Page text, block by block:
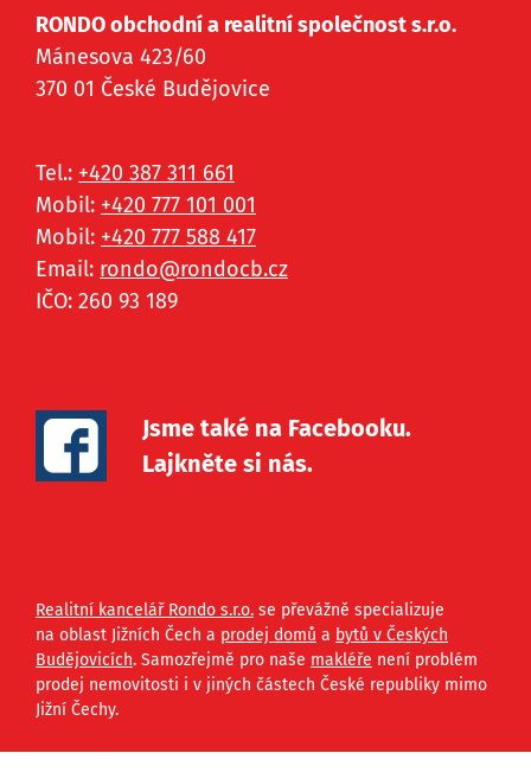
RONDO obchodní a realitní společnost s.r.o.
Mánesova 423/60
370 01 České Budějovice
Tel.: +420 387 311 661
Mobil: +420 777 101 001
Mobil: +420 777 588 417
Email: rondo@rondocb.cz
IČO: 260 93 189
Jsme také na Facebooku.
Lajkněte si nás.
Realitní kancelář Rondo s.r.o. se převážně specializuje
na oblast Jižních Čech a prodej domů a bytů v Českých
Budějovicích. Samozřejmě pro naše makléře není problém
prodej nemovitosti i v jiných částech České republiky mimo
Jižní Čechy.